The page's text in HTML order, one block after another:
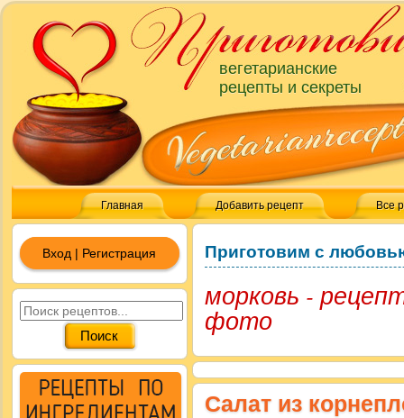
вегетарианские
рецепты и секреты
Главная Добавить рецепт Все
Приготовим с
морковь -
фото
Салат из
Вход | Регистрация